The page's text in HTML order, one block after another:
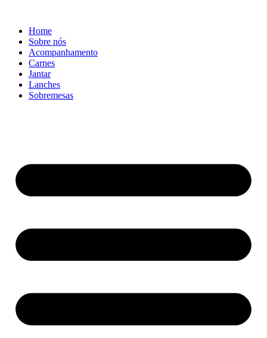
Home
Sobre nós
Acompanhamento
Carnes
Jantar
Lanches
Sobremesas